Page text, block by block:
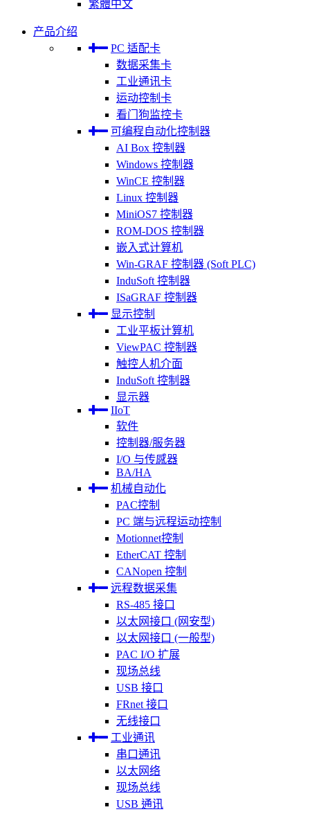
繁體中文
产品介绍
PC 适配卡
数据采集卡
工业通讯卡
运动控制卡
看门狗监控卡
可编程自动化控制器
AI Box 控制器
Windows 控制器
WinCE 控制器
Linux 控制器
MiniOS7 控制器
ROM-DOS 控制器
嵌入式计算机
Win-GRAF 控制器 (Soft PLC)
InduSoft 控制器
ISaGRAF 控制器
显示控制
工业平板计算机
ViewPAC 控制器
触控人机介面
InduSoft 控制器
显示器
IIoT
软件
控制器/服务器
I/O 与传感器
BA/HA
机械自动化
PAC控制
PC 端与远程运动控制
Motionnet控制
EtherCAT 控制
CANopen 控制
远程数据采集
RS-485 接口
以太网接口 (网安型)
以太网接口 (一般型)
PAC I/O 扩展
现场总线
USB 接口
FRnet 接口
无线接口
工业通讯
串口通讯
以太网络
现场总线
USB 通讯